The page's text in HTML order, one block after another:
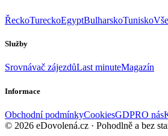
ŘeckoTureckoEgyptBulharskoTunisko
Služby
Srovnávač zájezdůLast minuteMagazín
Informace
Obchodní podmínkyCookiesGDPRO nás
© 2026 eDovolená.cz · Pohodlně a bez